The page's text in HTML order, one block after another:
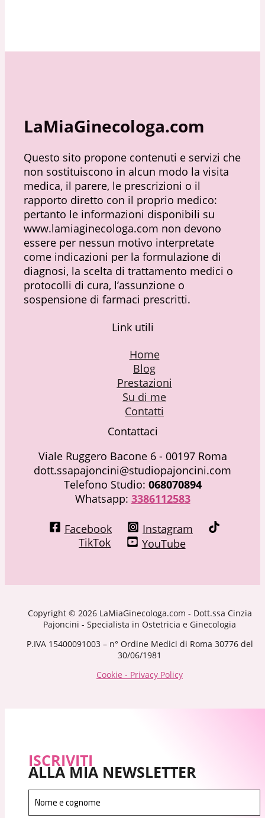
LaMiaGinecologa.com
Questo sito propone contenuti e servizi che
non sostituiscono in alcun modo la visita
medica, il parere, le prescrizioni o il
rapporto diretto con il proprio medico:
pertanto le informazioni disponibili su
www.lamiaginecologa.com non devono
essere per nessun motivo interpretate
come indicazioni per la formulazione di
diagnosi, la scelta di trattamento medici o
protocolli di cura, l’assunzione o
sospensione di farmaci prescritti.
Link utili
Home
Blog
Prestazioni
Su di me
Contatti
Contattaci
Viale Ruggero Bacone 6 - 00197 Roma
dott.ssapajoncini@studiopajoncini.com
Telefono Studio: 068070894
Whatsapp: 3386112583
Facebook
Instagram
TikTok
YouTube
Copyright © 2026 LaMiaGinecologa.com - Dott.ssa Cinzia
Pajoncini - Specialista in Ostetricia e Ginecologia
P.IVA 15400091003 – n° Ordine Medici di Roma 30776 del
30/06/1981
Cookie - Privacy Policy
ISCRIVITI
ALLA MIA NEWSLETTER